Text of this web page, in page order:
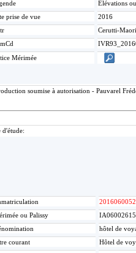
Elévations
prise de vue
2016
Cerutti-
Mérimée
soumise à autorisation - Pauvarel
ou Palissy
IA06002615
hôtel de
courant
Hôtel de